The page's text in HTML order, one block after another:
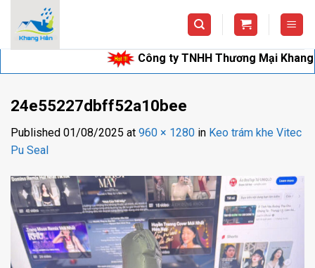
content
Công ty TNHH Thương Mại Khang
24e55227dbff52a10bee
Published 01/08/2025 at 960 × 1280 in Keo trám khe Vitec
Pu Seal